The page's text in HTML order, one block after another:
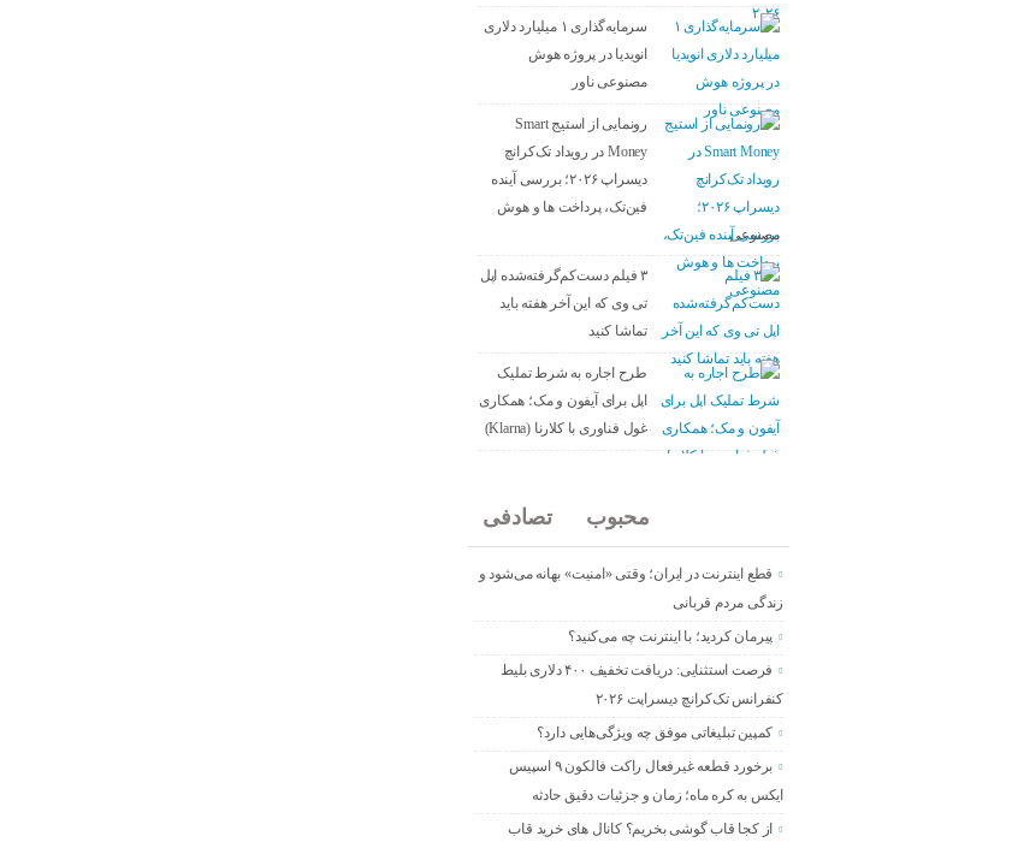
سرمایه‌گذاری ۱ میلیارد دلاری
انویدیا در پروژه هوش
مصنوعی ناور
رونمایی از استیج Smart
Money در رویداد تک‌کرانچ
دیسراپ ۲۰۲۶؛ بررسی آینده
فین‌تک، پرداخت‌ ها و هوش
مصنوعی
۳ فیلم دست‌کم‌گرفته‌شده اپل
تی وی که این آخر هفته باید
تماشا کنید
طرح اجاره به شرط تملیک
اپل برای آیفون و مک؛ همکاری
غول فناوری با کلارنا (Klarna)
محبوب تصادفی
قطع اینترنت در ایران؛ وقتی «امنیت» بهانه می‌شود و
زندگی مردم قربانی
پیرمان کردید؛ با اینترنت چه می‌کنید؟
فرصت استثنایی: دریافت تخفیف ۴۰۰ دلاری بلیط
کنفرانس تک‌کرانچ دیسراپت ۲۰۲۶
کمپین تبلیغاتی موفق چه ویژگی‌هایی دارد؟
برخورد قطعه غیرفعال راکت فالکون ۹ اسپیس
ایکس به کره ماه؛ زمان و جزئیات دقیق حادثه
از کجا قاب گوشی بخریم؟ کانال های خرید قاب